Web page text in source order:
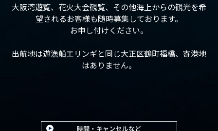
大阪湾遊覧、花火大会観覧、その他海上からの観光を希
望されるお客様も随時募集しております。
お申し付けください。
出航地は遊漁船エリンギと同じ大正区鶴町福橋、寄港地
はありません。